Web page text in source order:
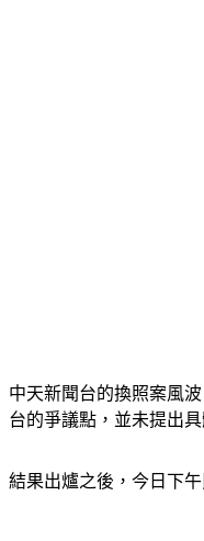
中天新聞台的換照案風
台的爭議點，並未提出
結果出爐之後，今日下